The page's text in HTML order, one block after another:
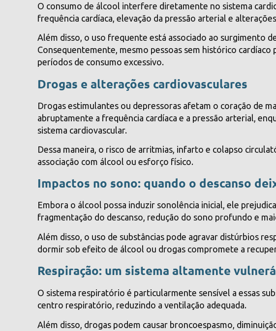
O consumo de álcool interfere diretamente no sistema
frequência cardíaca, elevação da pressão arterial e
Além disso, o uso frequente está associado ao surgimento
Consequentemente, mesmo pessoas sem histórico
períodos de consumo excessivo.
Drogas e alterações cardiovasculares
Drogas estimulantes ou depressoras afetam o coração de
abruptamente a frequência cardíaca e a pressão arterial,
sistema cardiovascular.
Dessa maneira, o risco de arritmias, infarto e colapso
associação com álcool ou esforço físico.
Impactos no sono: quando o descanso
Embora o álcool possa induzir sonolência inicial, ele
fragmentação do descanso, redução do sono profundo e
Além disso, o uso de substâncias pode agravar distúrbios
dormir sob efeito de álcool ou drogas compromete a
Respiração: um sistema altamente
O sistema respiratório é particularmente sensível a essas
centro respiratório, reduzindo a ventilação adequada.
Além disso, drogas podem causar broncoespasmo,